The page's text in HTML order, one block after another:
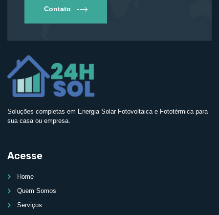
Contato
Soluções completas em Energia Solar Fotovoltaica e Fototérmica para
sua casa ou empresa.
Acesse
Home
Quem Somos
Serviços